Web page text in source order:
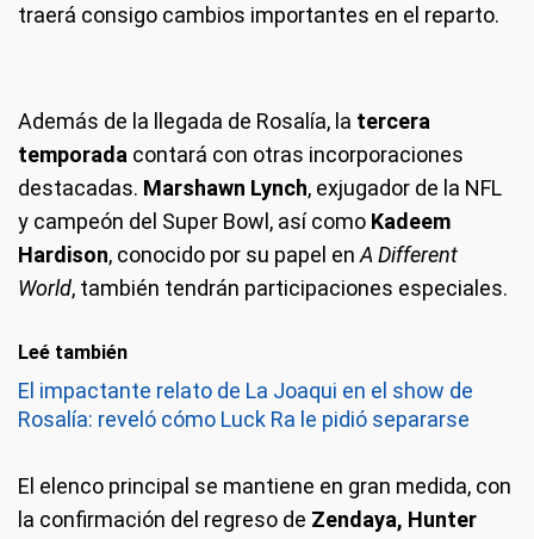
traerá consigo cambios importantes en el reparto.
Además de la llegada de Rosalía, la tercera
temporada contará con otras incorporaciones
destacadas. Marshawn Lynch, exjugador de la NFL
y campeón del Super Bowl, así como Kadeem
Hardison, conocido por su papel en A Different
World, también tendrán participaciones especiales.
Leé también
El impactante relato de La Joaqui en el show de
Rosalía: reveló cómo Luck Ra le pidió separarse
El elenco principal se mantiene en gran medida, con
la confirmación del regreso de Zendaya, Hunter